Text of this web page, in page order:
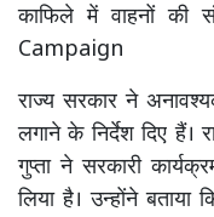
काफिले में वाहनों
Campaign
राज्य सरकार ने
लगाने के निर्देश दिए हैं।
गुप्ता ने सरकारी
लिया है। उन्होंने बताया